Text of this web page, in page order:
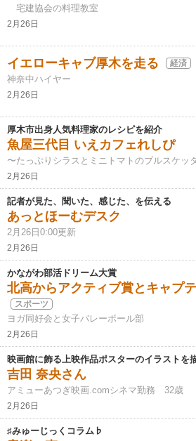
宅建協会の料理教室
2月26日
イエローキャブ厚木を走る 経済
神奈中ハイヤー
2月26日
厚木市出身人気料理家のレシピを紹介
魚屋三代目 いえカフェれしぴ
〜たっぷりシラスとミニトマトのブルスケッ
2月26日
記者が見た、聞いた、感じた、を伝える
あっとほーむデスク
2月26日0:00更新
2月26日
かながわ部活ドリーム大賞
北高からアクティブ賞とキャプ
スポーツ
ヨガ同好会と女子バレーボール部
2月26日
映画館に飾る上映作品ポスターのイラストを
吉田 奈央さん
アミューあつぎ映画.comシネマ勤務 32歳
2月26日
♯みゅーじっくコラム♭